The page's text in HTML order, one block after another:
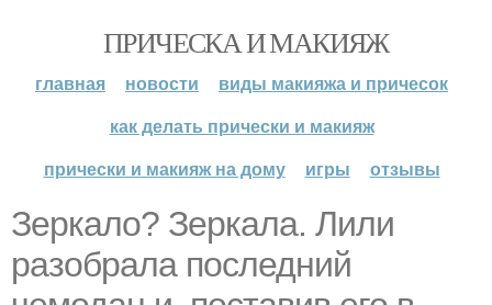
ПРИЧЕСКА И МАКИЯЖ
главная новости
виды макияжа и причесок
как делать прически и макияж
прически и макияж на дому
игры отзывы
Зеркало? Зеркала. Лили
разобрала последний